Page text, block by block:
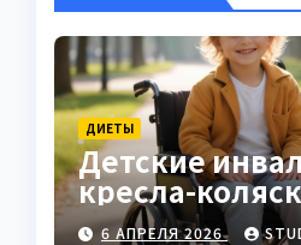
ДИЕТЫ
Детские
кресла-
ручным
6 АПРЕЛЯ 2026